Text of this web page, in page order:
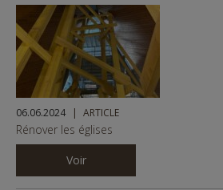
06.06.2024 ARTICLE
Rénover les églises
Voir